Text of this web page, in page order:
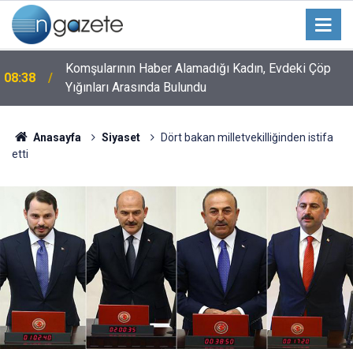
08:38
Komşularının Haber Alamadığı Kadın, Evdeki Çöp
Yığınları Arasında Bulundu
Anasayfa Siyaset
Dört bakan milletvekilliğinden istifa
etti